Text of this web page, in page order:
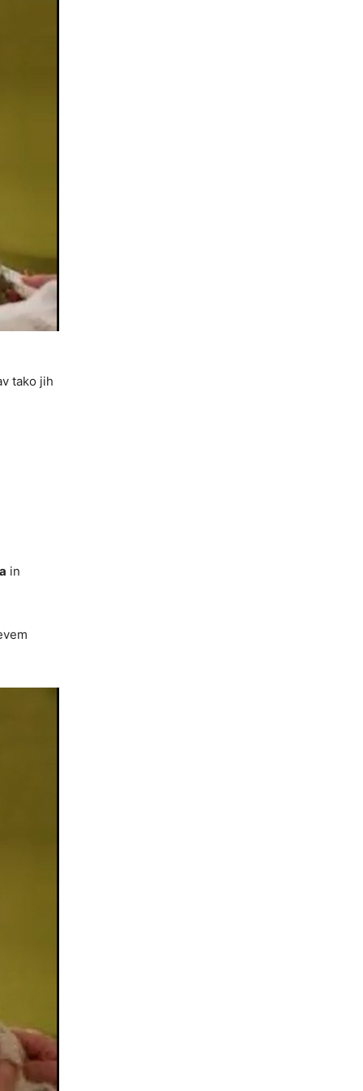
tako jih
in